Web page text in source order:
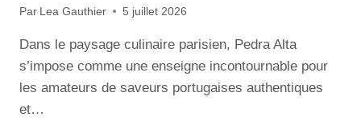
Par Lea Gauthier 5 juillet 2026
Dans le paysage culinaire parisien, Pedra Alta
s’impose comme une enseigne incontournable pour
les amateurs de saveurs portugaises authentiques
et…